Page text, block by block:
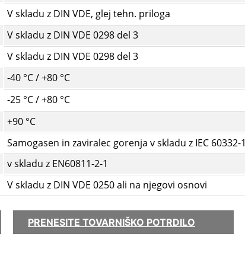
V skladu z DIN VDE, glej tehn. priloga
V skladu z DIN VDE 0298 del 3
V skladu z DIN VDE 0298 del 3
-40 °C / +80 °C
-25 °C / +80 °C
+90 °C
Samogasen in zaviralec gorenja v skladu z IEC 60332-1
v skladu z EN60811-2-1
V skladu z DIN VDE 0250 ali na njegovi osnovi
PRENESITE TOVARNIŠKO POTRDILO